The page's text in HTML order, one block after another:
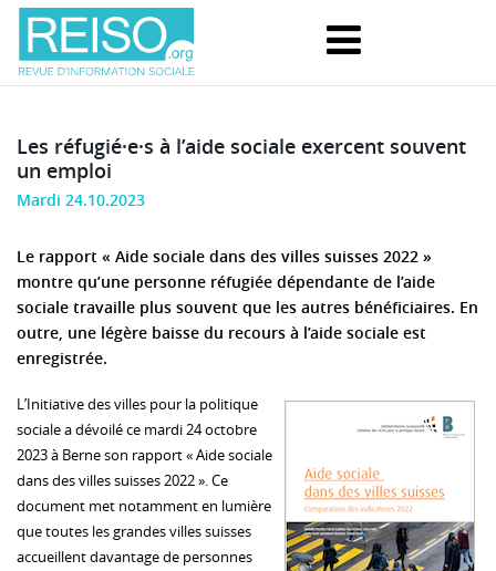
Les réfugié·e·s à l’aide sociale exercent souvent
un emploi
Mardi 24.10.2023
Le rapport « Aide sociale dans des villes suisses 2022 »
montre qu’une personne réfugiée dépendante de l’aide
sociale travaille plus souvent que les autres bénéficiaires. En
outre, une légère baisse du recours à l’aide sociale est
enregistrée.
L’Initiative des villes pour la politique
sociale a dévoilé ce mardi 24 octobre
2023 à Berne son rapport « Aide sociale
dans des villes suisses 2022 ». Ce
document met notamment en lumière
que toutes les grandes villes suisses
accueillent davantage de personnes